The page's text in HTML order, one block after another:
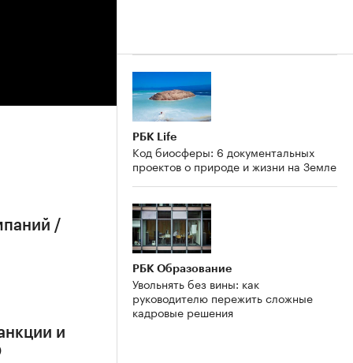
/
и
РБК Life
Код биосферы: 6 документальных
проектов о природе и жизни на Земле
РБК Образование
Увольнять без вины: как
руководителю пережить сложные
кадровые решения